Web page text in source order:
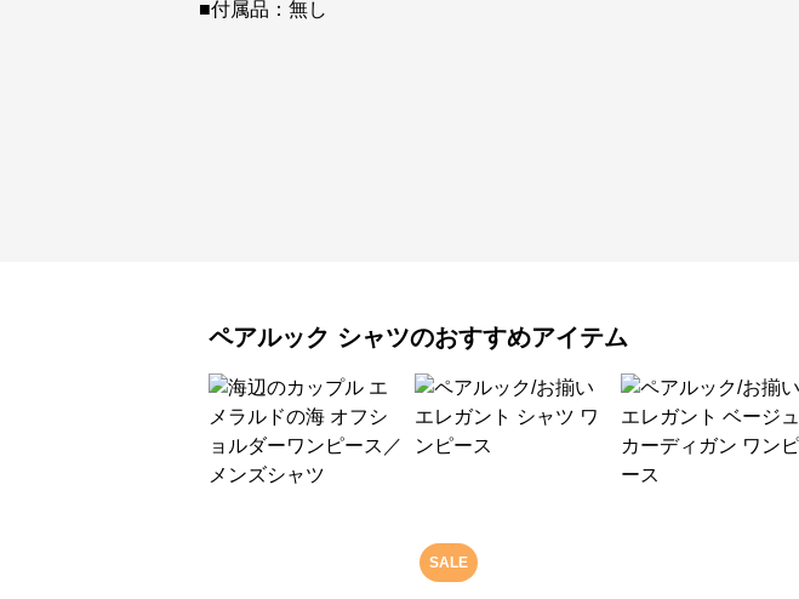
■付属品：無し
ペアルック シャツのおすすめアイテム
SALE